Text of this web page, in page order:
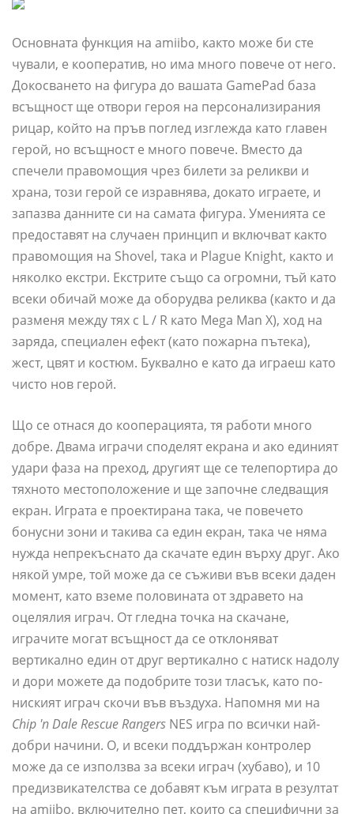
Основната функция на amiibo, както може би сте
чували, е кооператив, но има много повече от него.
Докосването на фигура до вашата GamePad база
всъщност ще отвори героя на персонализирания
рицар, който на пръв поглед изглежда като главен
герой, но всъщност е много повече. Вместо да
спечели правомощия чрез билети за реликви и
храна, този герой се изравнява, докато играете, и
запазва данните си на самата фигура. Уменията се
предоставят на случаен принцип и включват както
правомощия на Shovel, така и Plague Knight, както и
няколко екстри. Екстрите също са огромни, тъй като
всеки обичай може да оборудва реликва (както и да
разменя между тях с L / R като Mega Man X), ход на
заряда, специален ефект (като пожарна пътека),
жест, цвят и костюм. Буквално е като да играеш като
чисто нов герой.
Що се отнася до кооперацията, тя работи много
добре. Двама играчи споделят екрана и ако единият
удари фаза на преход, другият ще се телепортира до
тяхното местоположение и ще започне следващия
екран. Играта е проектирана така, че повечето
бонусни зони и такива са един екран, така че няма
нужда непрекъснато да скачате един върху друг. Ако
някой умре, той може да се съживи във всеки даден
момент, като вземе половината от здравето на
оцелялия играч. От гледна точка на скачане,
играчите могат всъщност да се отклоняват
вертикално един от друг вертикално с натиск надолу
и дори можете да подобрите този тласък, като по-
ниският играч скочи във въздуха. Напомня ми на
Chip 'n Dale Rescue Rangers NES игра по всички най-
добри начини. О, и всеки поддържан контролер
може да се използва за всеки играч (хубаво), и 10
предизвикателства се добавят към играта в резултат
на amiibo, включително пет, които са специфични за